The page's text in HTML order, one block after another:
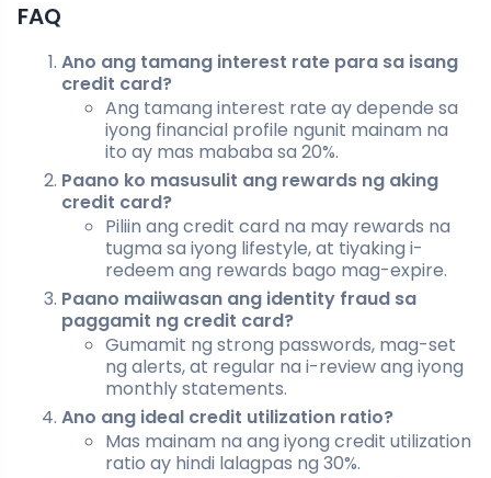
FAQ
Ano ang tamang interest rate para sa isang
credit card?
Ang tamang interest rate ay depende sa
iyong financial profile ngunit mainam na
ito ay mas mababa sa 20%.
Paano ko masusulit ang rewards ng aking
credit card?
Piliin ang credit card na may rewards na
tugma sa iyong lifestyle, at tiyaking i-
redeem ang rewards bago mag-expire.
Paano maiiwasan ang identity fraud sa
paggamit ng credit card?
Gumamit ng strong passwords, mag-set
ng alerts, at regular na i-review ang iyong
monthly statements.
Ano ang ideal credit utilization ratio?
Mas mainam na ang iyong credit utilization
ratio ay hindi lalagpas ng 30%.